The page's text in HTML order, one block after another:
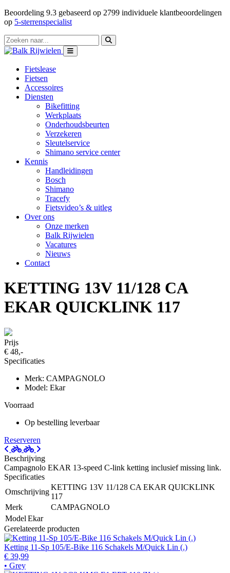
Beoordeling 9.3 gebaseerd op 2799 individuele klantbeoordelingen
op 5-sterrenspecialist
Fietslease
Fietsen
Accessoires
Diensten
Bikefitting
Werkplaats
Onderhoudsbeurten
Verzekeren
Sleutelservice
Shimano service center
Kennis
Handleidingen
Bosch
Shimano
Tracefy
Fietsvideo’s & uitleg
Over ons
Onze merken
Balk Rijwielen
Vacatures
Nieuws
Contact
KETTING 13V 11/128 CA
EKAR QUICKLINK 117
Prijs
€ 48,-
Specificaties
Merk: CAMPAGNOLO
Model: Ekar
Voorraad
Op bestelling leverbaar
Reserveren
Beschrijving
Campagnolo EKAR 13-speed C-link ketting inclusief missing link.
Specificaties
Omschrijving
KETTING 13V 11/128 CA EKAR QUICKLINK
117
Merk
CAMPAGNOLO
Model Ekar
Gerelateerde producten
Ketting 11-Sp 105/E-Bike 116 Schakels M/Quick Lin (.)
€ 39,99
• Grey